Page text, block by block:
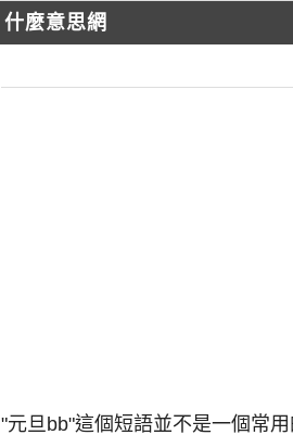
什麼意思網
"元旦bb"這個短語並不是一個常